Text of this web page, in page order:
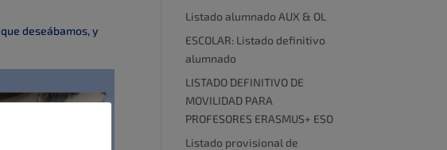
deseábamos, y
Listado alumnado AUX & OL
ESCOLAR: Listado definitivo
alumnado
LISTADO DEFINITIVO DE
MOVILIDAD PARA
PROFESORES ERASMUS+ ESO
Listado provisional de